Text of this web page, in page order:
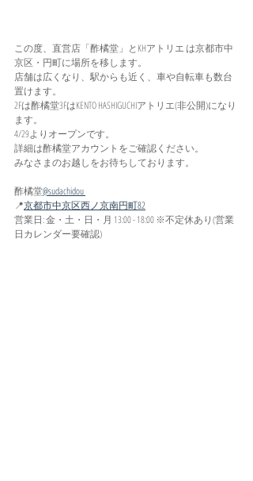
この度、直営店「酢橘堂」とKHアトリエ は京都市中
京区・円町に場所を移します。
店舗は広くなり、駅からも近く、車や自転車も数台
置けます。
2Fは酢橘堂3FはKENTO HASHIGUCHIアトリエ(非公開)になり
ます。
4/29よりオープンです。
詳細は酢橘堂アカウントをご確認ください。
みなさまのお越しをお待ちしております。
酢橘堂@sudachidou
📍京都市中京区西ノ京南円町82
営業日: 金・土・日・月 13:00 - 18:00 ※不定休あり(営業
日カレンダー要確認)